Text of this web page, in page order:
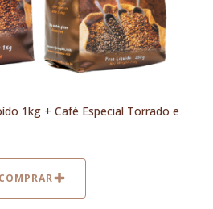
1kg + Café Especial Torrado e
COMPRAR